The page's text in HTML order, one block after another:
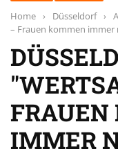
Home › Düsseldorf ›
– Frauen kommen immer
IMMER